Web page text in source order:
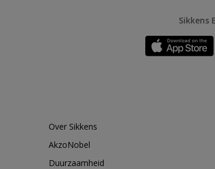
Sikkens
Over Sikkens
AkzoNobel
Duurzaamheid